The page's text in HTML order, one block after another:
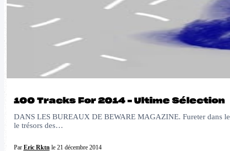
100 Tracks For 2014 – Ultime Sélection
DANS LES BUREAUX DE BEWARE MAGAZINE. Fureter dans
le trésors des…
Par Eric Rktnle 21 décembre 2014